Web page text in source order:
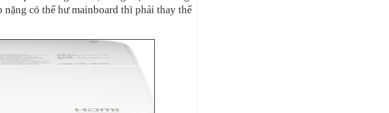
có thể hư mainboard thì phải thay thế